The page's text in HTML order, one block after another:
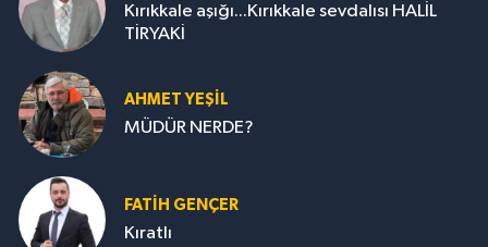
Kırıkkale aşığı...Kırıkkale sevdalısı HALİL
TİRYAKİ
AHMET YEŞİL
MÜDÜR NERDE?
FATIH GENÇER
Kıratlı